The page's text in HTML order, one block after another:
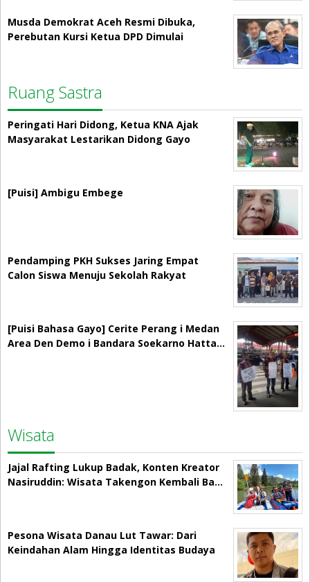
Musda Demokrat Aceh Resmi Dibuka,
Perebutan Kursi Ketua DPD Dimulai
Ruang Sastra
Peringati Hari Didong, Ketua KNA Ajak
Masyarakat Lestarikan Didong Gayo
[Puisi] Ambigu Embege
Pendamping PKH Sukses Jaring Empat
Calon Siswa Menuju Sekolah Rakyat
[Puisi Bahasa Gayo] Cerite Perang i Medan
Area Den Demo i Bandara Soekarno Hatta…
Wisata
Jajal Rafting Lukup Badak, Konten Kreator
Nasiruddin: Wisata Takengon Kembali Ba…
Pesona Wisata Danau Lut Tawar: Dari
Keindahan Alam Hingga Identitas Budaya